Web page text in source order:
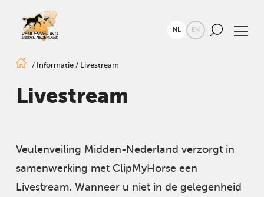
NL EN
/ Informatie/ Livestream
Livestream
Veulenveiling Midden-Nederland verzorgt in
samenwerking met ClipMyHorse een
Livestream. Wanneer u niet in de gelegenheid